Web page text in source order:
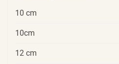
10 cm
10cm
12 cm